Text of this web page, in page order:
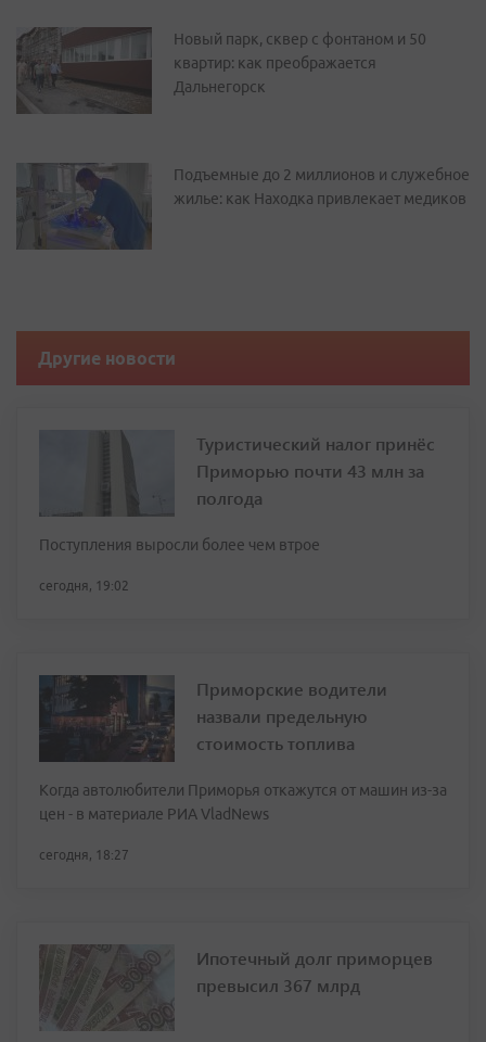
Новый парк, сквер с фонтаном и 50
квартир: как преображается
Дальнегорск
Подъемные до 2 миллионов и служебное
жилье: как Находка привлекает медиков
Другие новости
Туристический налог принёс
Приморью почти 43 млн за
полгода
Поступления выросли более чем втрое
сегодня, 19:02
Приморские водители
назвали предельную
стоимость топлива
Когда автолюбители Приморья откажутся от машин из-за
цен - в материале РИА VladNews
сегодня, 18:27
Ипотечный долг приморцев
превысил 367 млрд